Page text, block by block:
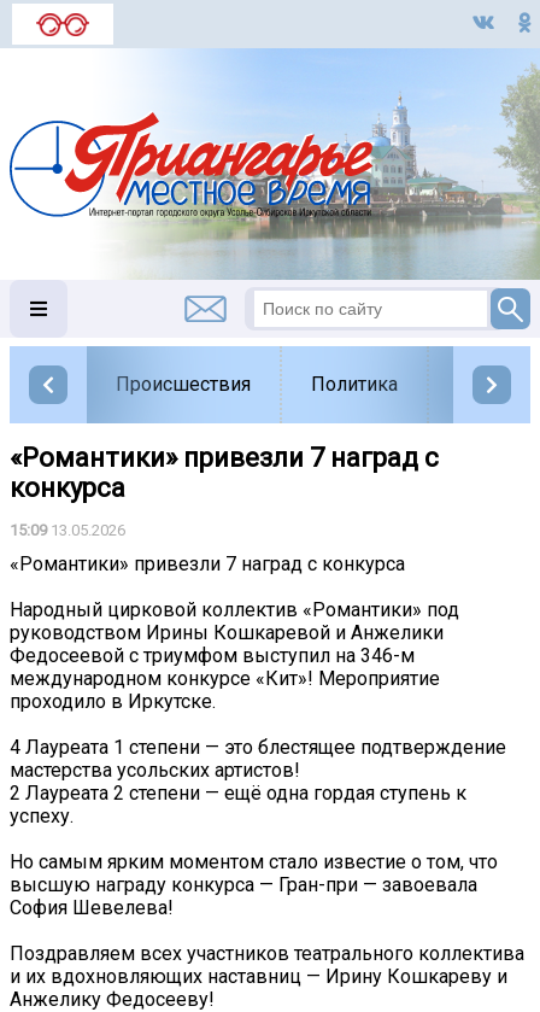
Происшествия Политика
«Романтики» привезли 7 наград с
конкурса ️
15:0913.05.2026
«Романтики» привезли 7 наград с конкурса ️
Народный цирковой коллектив «Романтики» под
руководством Ирины Кошкаревой и Анжелики
Федосеевой с триумфом выступил на 346-м
международном конкурсе «Кит»! Мероприятие
проходило в Иркутске.
4 Лауреата 1 степени — это блестящее подтверждение
мастерства усольских артистов!
2 Лауреата 2 степени — ещё одна гордая ступень к
успеху.
Но самым ярким моментом стало известие о том, что
высшую награду конкурса — Гран-при — завоевала
София Шевелева!
Поздравляем всех участников театрального коллектива
и их вдохновляющих наставниц — Ирину Кошкареву и
Анжелику Федосееву!